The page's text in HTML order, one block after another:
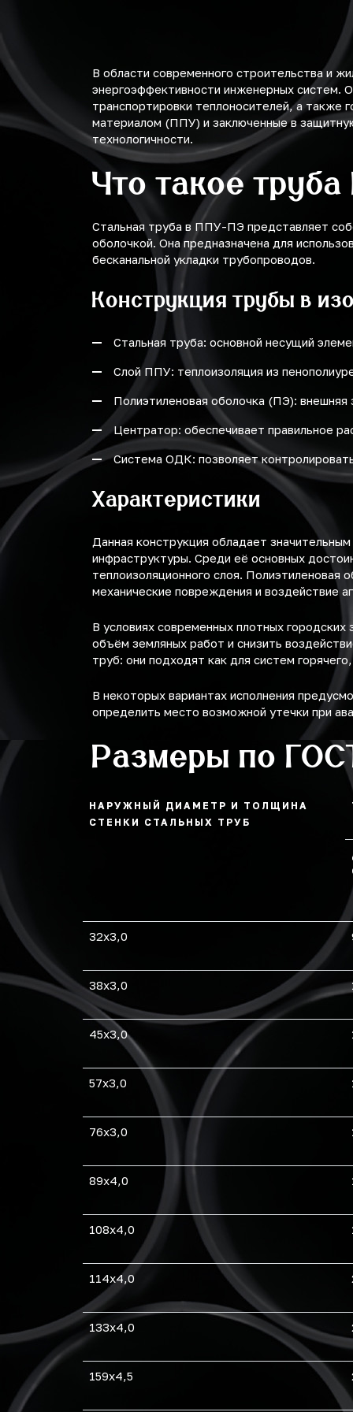
600
630
710
900
1000
1100
1200
1425
1600
В области современного строительства и
энергоэффективности инженерных систем.
транспортировки теплоносителей, а также
материалом (ППУ) и заключенные в
технологичности.
Что такое
Стальная труба в ППУ-ПЭ представляет
оболочкой. Она предназначена для
бесканальной укладки трубопроводов.
Конструкция трубы в
Стальная труба: основной несущий
Слой ППУ: теплоизоляция из
Полиэтиленовая оболочка (ПЭ): внешняя
Центратор: обеспечивает правильное
Система ОДК: позволяет
Характеристики
Данная конструкция обладает
инфраструктуры. Среди её основных
теплоизоляционного слоя.
механические повреждения и воздействие
В условиях современных плотных
объём земляных работ и снизить
труб: они подходят как для систем
В некоторых вариантах исполнения
определить место возможной утечки при
Размеры по
НАРУЖНЫЙ ДИАМЕТР И ТОЛЩИНА
СТЕНКИ СТАЛЬНЫХ ТРУБ
32х3,0
38х3,0
45х3,0
57х3,0
76х3,0
89х4,0
108х4,0
114х4,0
133х4,0
159х4,5